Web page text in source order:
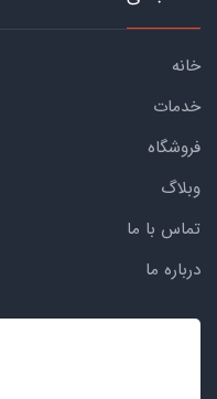
خانه
خدمات
فروشگاه
وبلاگ
تماس با ما
درباره ما